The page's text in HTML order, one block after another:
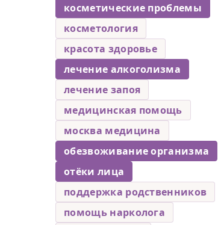
косметические проблемы
косметология
красота здоровье
лечение алкоголизма
лечение запоя
медицинская помощь
москва медицина
обезвоживание организма
отёки лица
поддержка родственников
помощь нарколога